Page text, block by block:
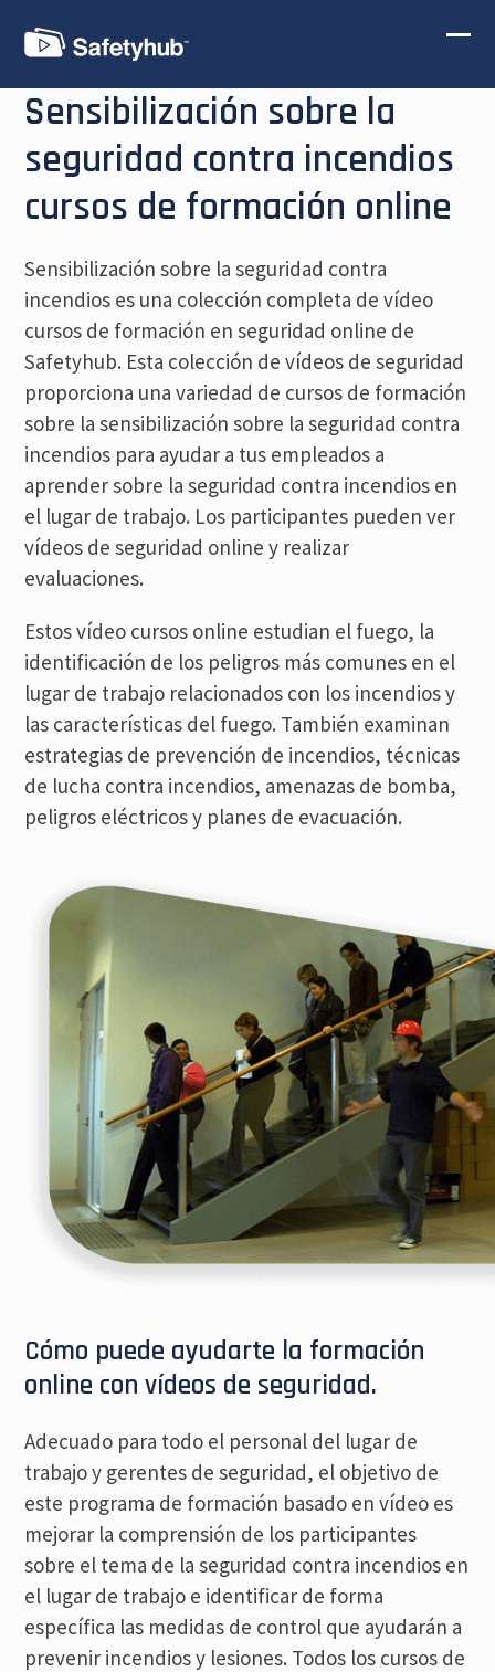
Sensibilización sobre la
seguridad contra incendios
cursos de formación online
Sensibilización sobre la seguridad contra
incendios es una colección completa de vídeo
cursos de formación en seguridad online de
Safetyhub. Esta colección de vídeos de seguridad
proporciona una variedad de cursos de formación
sobre la sensibilización sobre la seguridad contra
incendios para ayudar a tus empleados a
aprender sobre la seguridad contra incendios en
el lugar de trabajo. Los participantes pueden ver
vídeos de seguridad online y realizar
evaluaciones.
Estos vídeo cursos online estudian el fuego, la
identificación de los peligros más comunes en el
lugar de trabajo relacionados con los incendios y
las características del fuego. También examinan
estrategias de prevención de incendios, técnicas
de lucha contra incendios, amenazas de bomba,
peligros eléctricos y planes de evacuación.
Cómo puede ayudarte la formación
online con vídeos de seguridad.
Adecuado para todo el personal del lugar de
trabajo y gerentes de seguridad, el objetivo de
este programa de formación basado en vídeo es
mejorar la comprensión de los participantes
sobre el tema de la seguridad contra incendios en
el lugar de trabajo e identificar de forma
específica las medidas de control que ayudarán a
prevenir incendios y lesiones. Todos los cursos de